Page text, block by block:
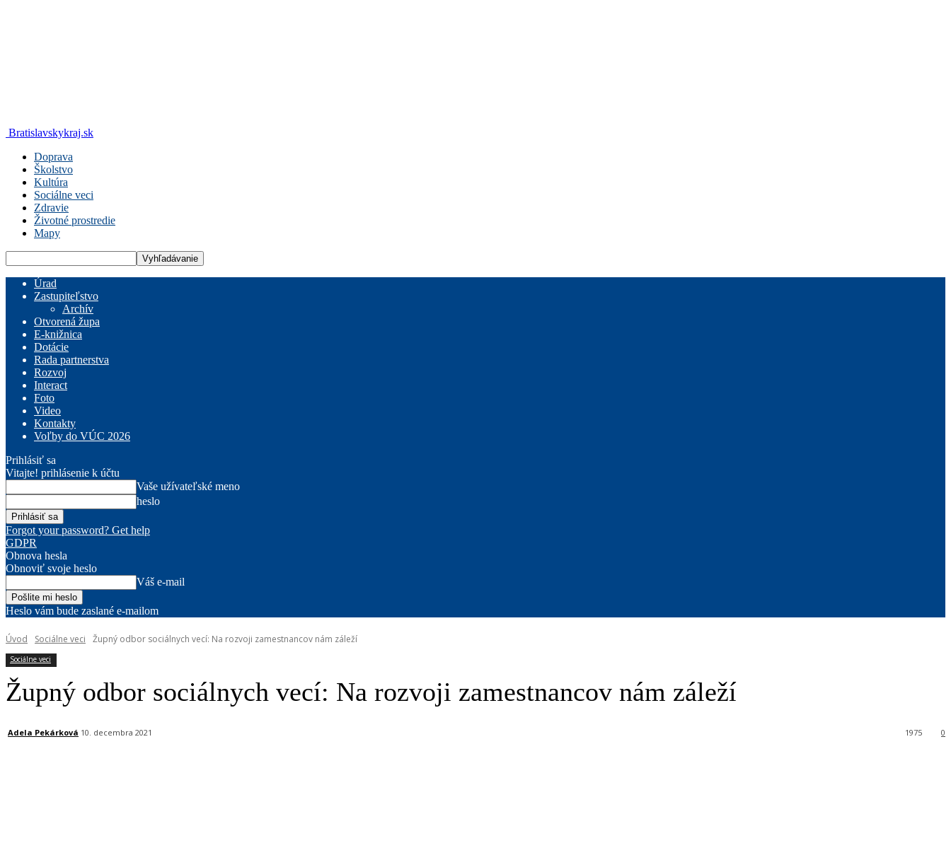
Bratislavskykraj.sk
Doprava
Školstvo
Kultúra
Sociálne veci
Zdravie
Životné prostredie
Mapy
Úrad
Zastupiteľstvo
Archív
Otvorená župa
E-knižnica
Dotácie
Rada partnerstva
Rozvoj
Interact
Foto
Video
Kontakty
Voľby do VÚC 2026
Prihlásiť sa
Vitajte! prihlásenie k účtu
Vaše užívateľské meno
heslo
Forgot your password? Get help
GDPR
Obnova hesla
Obnoviť svoje heslo
Váš e-mail
Heslo vám bude zaslané e-mailom
Úvod Sociálne veci Župný odbor sociálnych vecí: Na rozvoji zamestnancov nám záleží
Sociálne veci
Župný odbor sociálnych vecí: Na rozvoji zamestnancov nám záleží
Adela Pekárková 10. decembra 2021 0
1975